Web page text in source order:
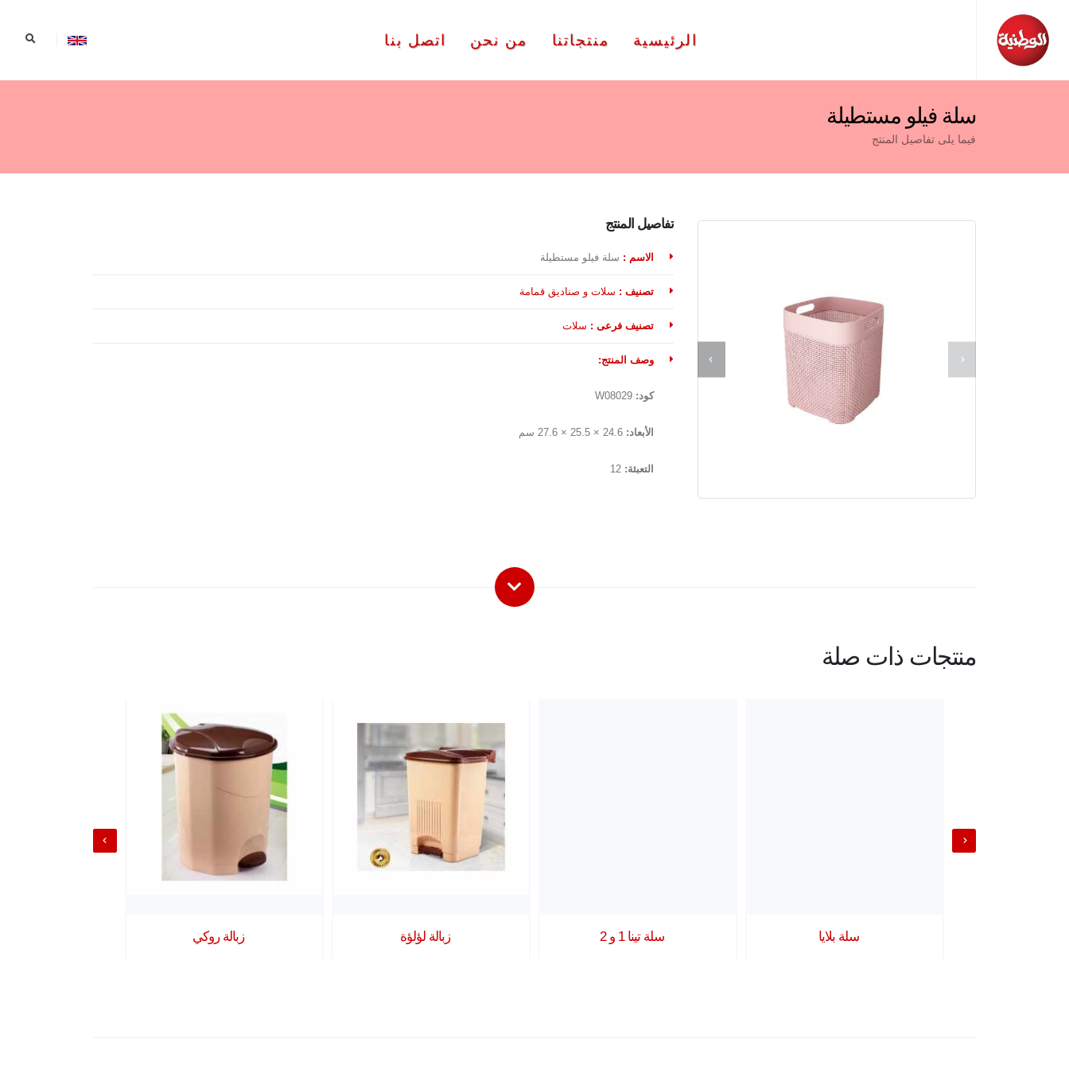
الرئيسية منتجاتنا من نحن اتصل بنا
سلة فيلو مستطيلة
فيما يلى تفاصيل المنتج
تفاصيل المنتج
الاسم : سلة فيلو مستطيلة
تصنيف : سلات و صناديق قمامة
تصنيف فرعى : سلات
وصف المنتج:
كود:
الأبعاد:
التعبئة:
منتجات ذات صلة
سلة بلايا سلة تينا 1 و 2 زبالة لؤلؤة زبالة روكي